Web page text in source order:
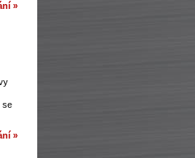
»
se
»